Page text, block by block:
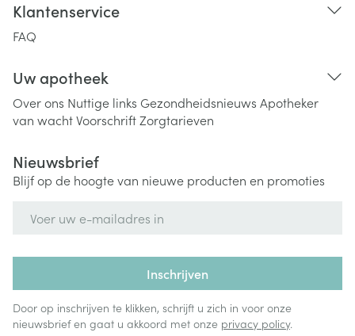
Klantenservice
FAQ
Uw apotheek
Over ons Nuttige links Gezondheidsnieuws Apotheker
van wachtVoorschriftZorgtarieven
Nieuwsbrief
Blijf op de hoogte van nieuwe producten en promoties
Inschrijven
Door op inschrijven te klikken, schrijft u zich in voor onze
nieuwsbrief en gaat u akkoord met onze privacy policy.